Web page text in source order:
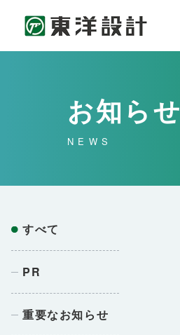
お知らせ
NEWS
すべて
PR
重要なお知らせ